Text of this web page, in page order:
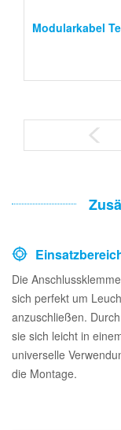
Modularkabel
Die
sich perfekt um
anzuschließen.
sie sich leicht in
universelle
die Montage.